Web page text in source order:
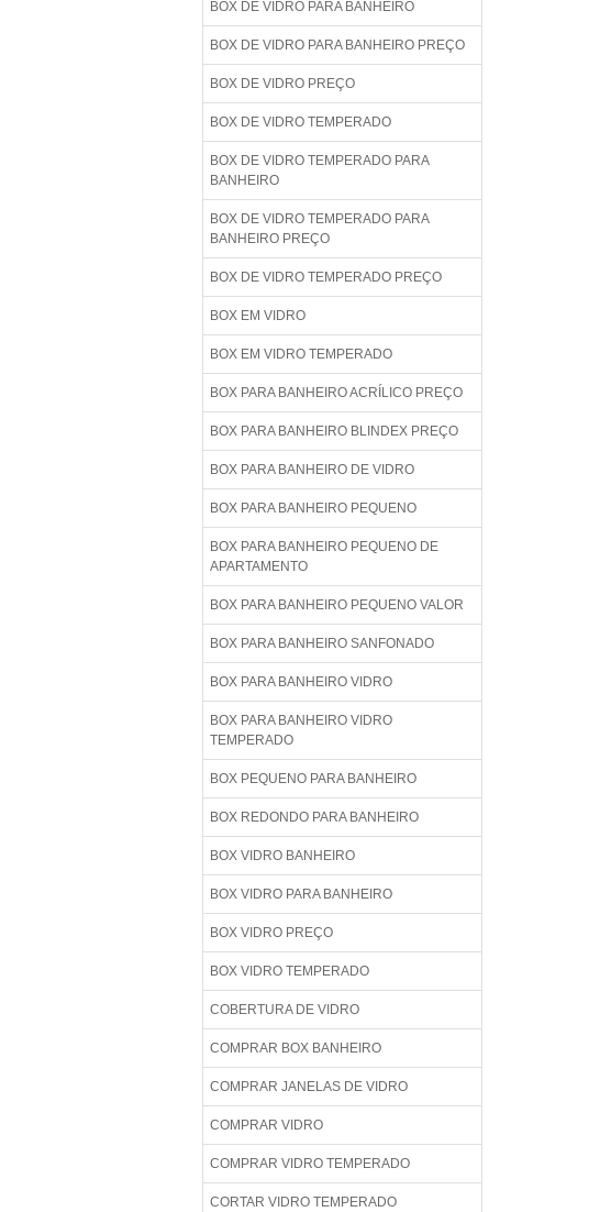
BOX DE VIDRO PARA BANHEIRO
BOX DE VIDRO PARA BANHEIRO PREÇO
BOX DE VIDRO PREÇO
BOX DE VIDRO TEMPERADO
BOX DE VIDRO TEMPERADO PARA
BANHEIRO
BOX DE VIDRO TEMPERADO PARA
BANHEIRO PREÇO
BOX DE VIDRO TEMPERADO PREÇO
BOX EM VIDRO
BOX EM VIDRO TEMPERADO
BOX PARA BANHEIRO ACRÍLICO PREÇO
BOX PARA BANHEIRO BLINDEX PREÇO
BOX PARA BANHEIRO DE VIDRO
BOX PARA BANHEIRO PEQUENO
BOX PARA BANHEIRO PEQUENO DE
APARTAMENTO
BOX PARA BANHEIRO PEQUENO VALOR
BOX PARA BANHEIRO SANFONADO
BOX PARA BANHEIRO VIDRO
BOX PARA BANHEIRO VIDRO
TEMPERADO
BOX PEQUENO PARA BANHEIRO
BOX REDONDO PARA BANHEIRO
BOX VIDRO BANHEIRO
BOX VIDRO PARA BANHEIRO
BOX VIDRO PREÇO
BOX VIDRO TEMPERADO
COBERTURA DE VIDRO
COMPRAR BOX BANHEIRO
COMPRAR JANELAS DE VIDRO
COMPRAR VIDRO
COMPRAR VIDRO TEMPERADO
CORTAR VIDRO TEMPERADO